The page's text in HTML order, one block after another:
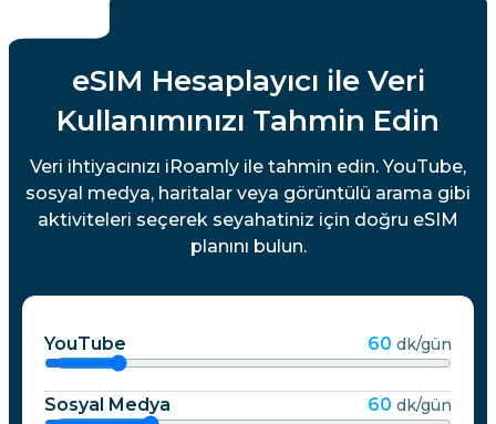
eSIM Hesaplayıcı ile Veri
Kullanımınızı Tahmin Edin
Veri ihtiyacınızı iRoamly ile tahmin edin. YouTube,
sosyal medya, haritalar veya görüntülü arama gibi
aktiviteleri seçerek seyahatiniz için doğru eSIM
planını bulun.
YouTube 60 dk/gün
Sosyal Medya 60 dk/gün